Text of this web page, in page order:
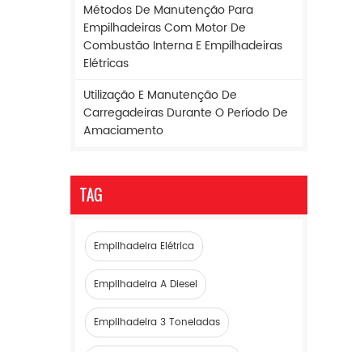
Métodos De Manutenção Para
Empilhadeiras Com Motor De
Combustão Interna E Empilhadeiras
Elétricas
Utilização E Manutenção De
Carregadeiras Durante O Período De
Amaciamento
TAG
Empilhadeira Elétrica
Empilhadeira A Diesel
Empilhadeira 3 Toneladas